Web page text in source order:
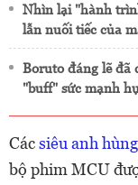
Nhìn lại "hành
lẫn nuối tiếc của
Boruto đáng lẽ đã
"buff" sức mạnh
Cácsiêu anh hùng
bộ phim MCU